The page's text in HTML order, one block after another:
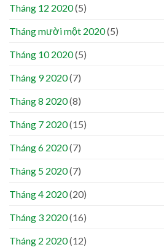
Tháng 12 2020(5)
Tháng mười một 2020(5)
Tháng 10 2020(5)
Tháng 9 2020(7)
Tháng 8 2020(8)
Tháng 7 2020(15)
Tháng 6 2020(7)
Tháng 5 2020(7)
Tháng 4 2020(20)
Tháng 3 2020(16)
Tháng 2 2020(12)